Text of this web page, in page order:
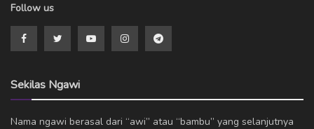
Follow us
Sekilas Ngawi
Nama ngawi berasal dari “awi” atau “bambu” yang selanjutnya